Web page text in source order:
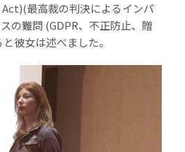
最高裁の判決によるインパ
の難問 (GDPR、不正防止、贈
彼女は述べました。